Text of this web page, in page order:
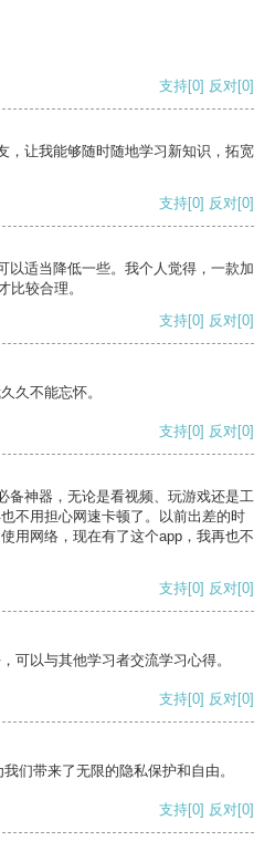
支持[0] 反对[0]
，让我能够随时随地学习新知识，拓宽
支持[0] 反对[0]
以适当降低一些。我个人觉得，一款加
比较合理。
支持[0] 反对[0]
久不能忘怀。
支持[0] 反对[0]
备神器，无论是看视频、玩游戏还是工
不用担心网速卡顿了。以前出差的时
用网络，现在有了这个app，我再也不
支持[0] 反对[0]
可以与其他学习者交流学习心得。
支持[0] 反对[0]
们带来了无限的隐私保护和自由。
支持[0] 反对[0]